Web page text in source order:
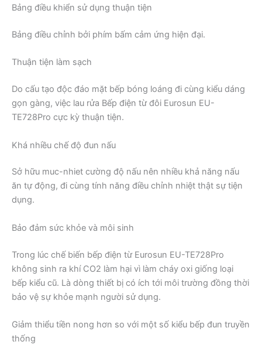
Bảng điều khiển sử dụng thuận tiện
Bảng điều chỉnh bởi phím bấm cảm ứng hiện đại.
Thuận tiện làm sạch
Do cấu tạo độc đáo mặt bếp bóng loáng đi cùng kiểu dáng
gọn gàng, việc lau rửa Bếp điện từ đôi Eurosun EU-
TE728Pro cực kỳ thuận tiện.
Khá nhiều chế độ đun nấu
Sở hữu muc-nhiet cường độ nấu nên nhiều khả năng nấu
ăn tự động, đi cùng tính năng điều chỉnh nhiệt thật sự tiện
dụng.
Bảo đảm sức khỏe và môi sinh
Trong lúc chế biến bếp điện từ Eurosun EU-TE728Pro
không sinh ra khí CO2 làm hại vì làm cháy oxi giống loại
bếp kiểu cũ. Là dòng thiết bị có ích tới môi trường đồng thời
bảo vệ sự khỏe mạnh người sử dụng.
Giảm thiểu tiền nong hơn so với một số kiểu bếp đun truyền
thống